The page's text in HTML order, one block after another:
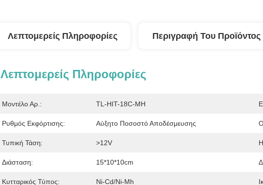
Λεπτομερείς Πληροφορίες Περιγραφή Του Προϊόντος
Λεπτομερείς Πληροφορίες
Μοντέλο Αρ.: TL-HIT-18C-MH
Ρυθμός Εκφόρτισης: Αύξητο Ποσοστό Αποδέσμευσης
Τυπική Τάση: >12V
Διάσταση: 15*10*10cm
Κυτταρικός Τύπος: Ni-Cd/ni-Mh